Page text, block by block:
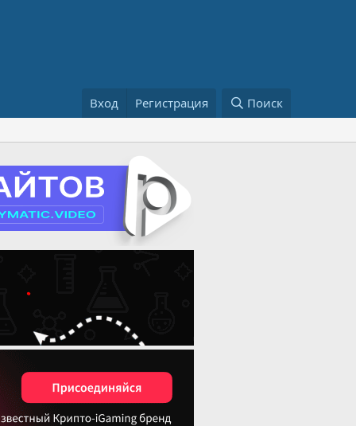
Вход Регистрация Поиск